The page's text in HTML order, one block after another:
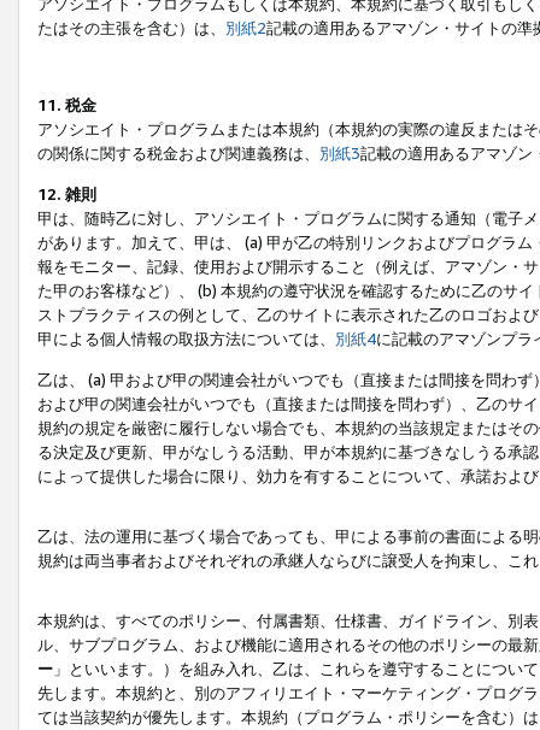
アソシエイト・プログラムもしくは本規約、本規約に基づく取引もし
たはその主張を含む）は、 別紙2記載の適用あるアマゾン・サイトの
11. 税金
アソシエイト・プログラムまたは本規約（本規約の実際の違反または
の関係に関する税金および関連義務は、 別紙3記載の適用あるアマゾン
12. 雑則
甲は、随時乙に対し、アソシエイト・プログラムに関する通知（電子
があります。加えて、甲は、 (a) 甲が乙の特別リンクおよびプログラ
報をモニター、記録、使用および開示すること（例えば、アマゾン・
た甲のお客様など）、 (b) 本規約の遵守状況を確認するために乙のサ
ストプラクティスの例として、乙のサイトに表示された乙のロゴおよ
甲による個人情報の取扱方法については、 別紙4に記載のアマゾンプ
乙は、 (a) 甲および甲の関連会社がいつでも（直接または間接を問わ
および甲の関連会社がいつでも（直接または間接を問わず）、乙のサ
規約の規定を厳密に履行しない場合でも、本規約の当該規定またはそ
る決定及び更新、甲がなしうる活動、甲が本規約に基づきなしうる承
によって提供した場合に限り、効力を有することについて、承諾およ
乙は、法の運用に基づく場合であっても、甲による事前の書面による
規約は両当事者およびそれぞれの承継人ならびに譲受人を拘束し、こ
本規約は、すべてのポリシー、付属書類、仕様書、ガイドライン、別
ル、サブプログラム、および機能に適用されるその他のポリシーの最
ー 」といいます。）を組み入れ、乙は、これらを遵守することにつ
先します。本規約と、別のアフィリエイト・マーケティング・プログ
ては当該契約が優先します。本規約（プログラム・ポリシーを含む）